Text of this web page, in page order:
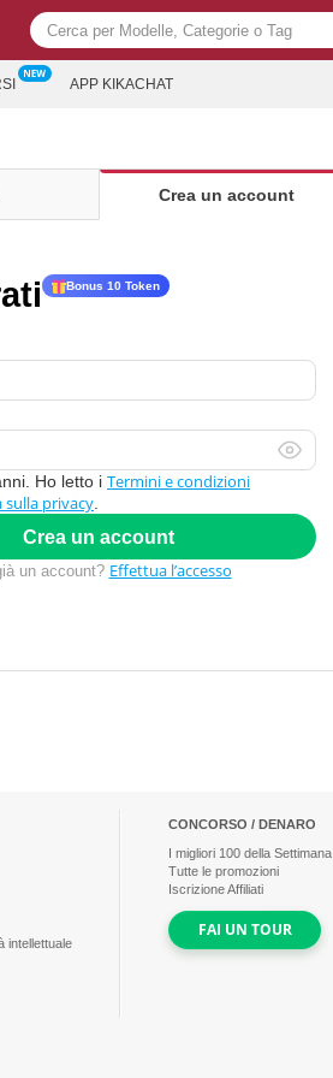
APP KIKACHAT
Crea un account
Bonus 10 Token
Ho letto i Termini e condizioni
privacy
Crea un account
un account? Effettua l’accesso
intellettuale
CONCORSO / DENARO
I migliori 100 della Settimana
Tutte le promozioni
Iscrizione Affiliati
FAI UN TOUR